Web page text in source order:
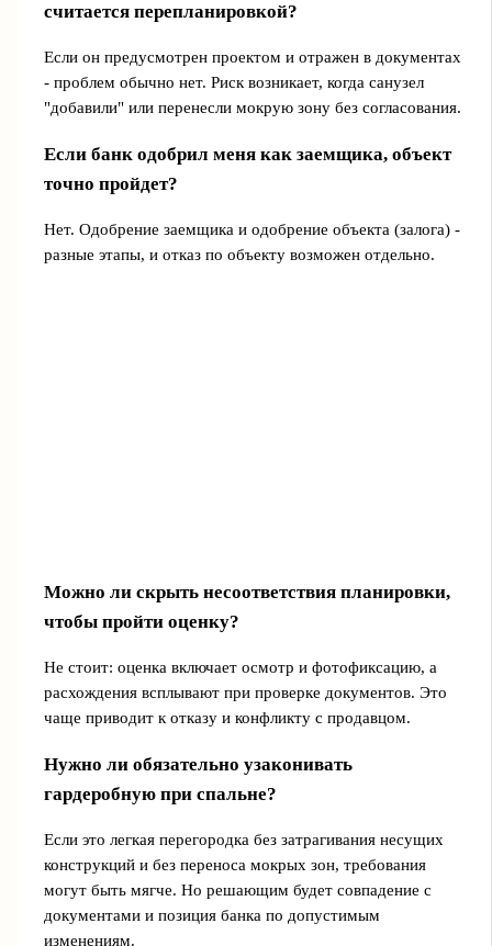
считается перепланировкой?
Если он предусмотрен проектом и отражен в документах
- проблем обычно нет. Риск возникает, когда санузел
"добавили" или перенесли мокрую зону без согласования.
Если банк одобрил меня как заемщика, объект
точно пройдет?
Нет. Одобрение заемщика и одобрение объекта (залога) -
разные этапы, и отказ по объекту возможен отдельно.
Можно ли скрыть несоответствия планировки,
чтобы пройти оценку?
Не стоит: оценка включает осмотр и фотофиксацию, а
расхождения всплывают при проверке документов. Это
чаще приводит к отказу и конфликту с продавцом.
Нужно ли обязательно узаконивать
гардеробную при спальне?
Если это легкая перегородка без затрагивания несущих
конструкций и без переноса мокрых зон, требования
могут быть мягче. Но решающим будет совпадение с
документами и позиция банка по допустимым
изменениям.